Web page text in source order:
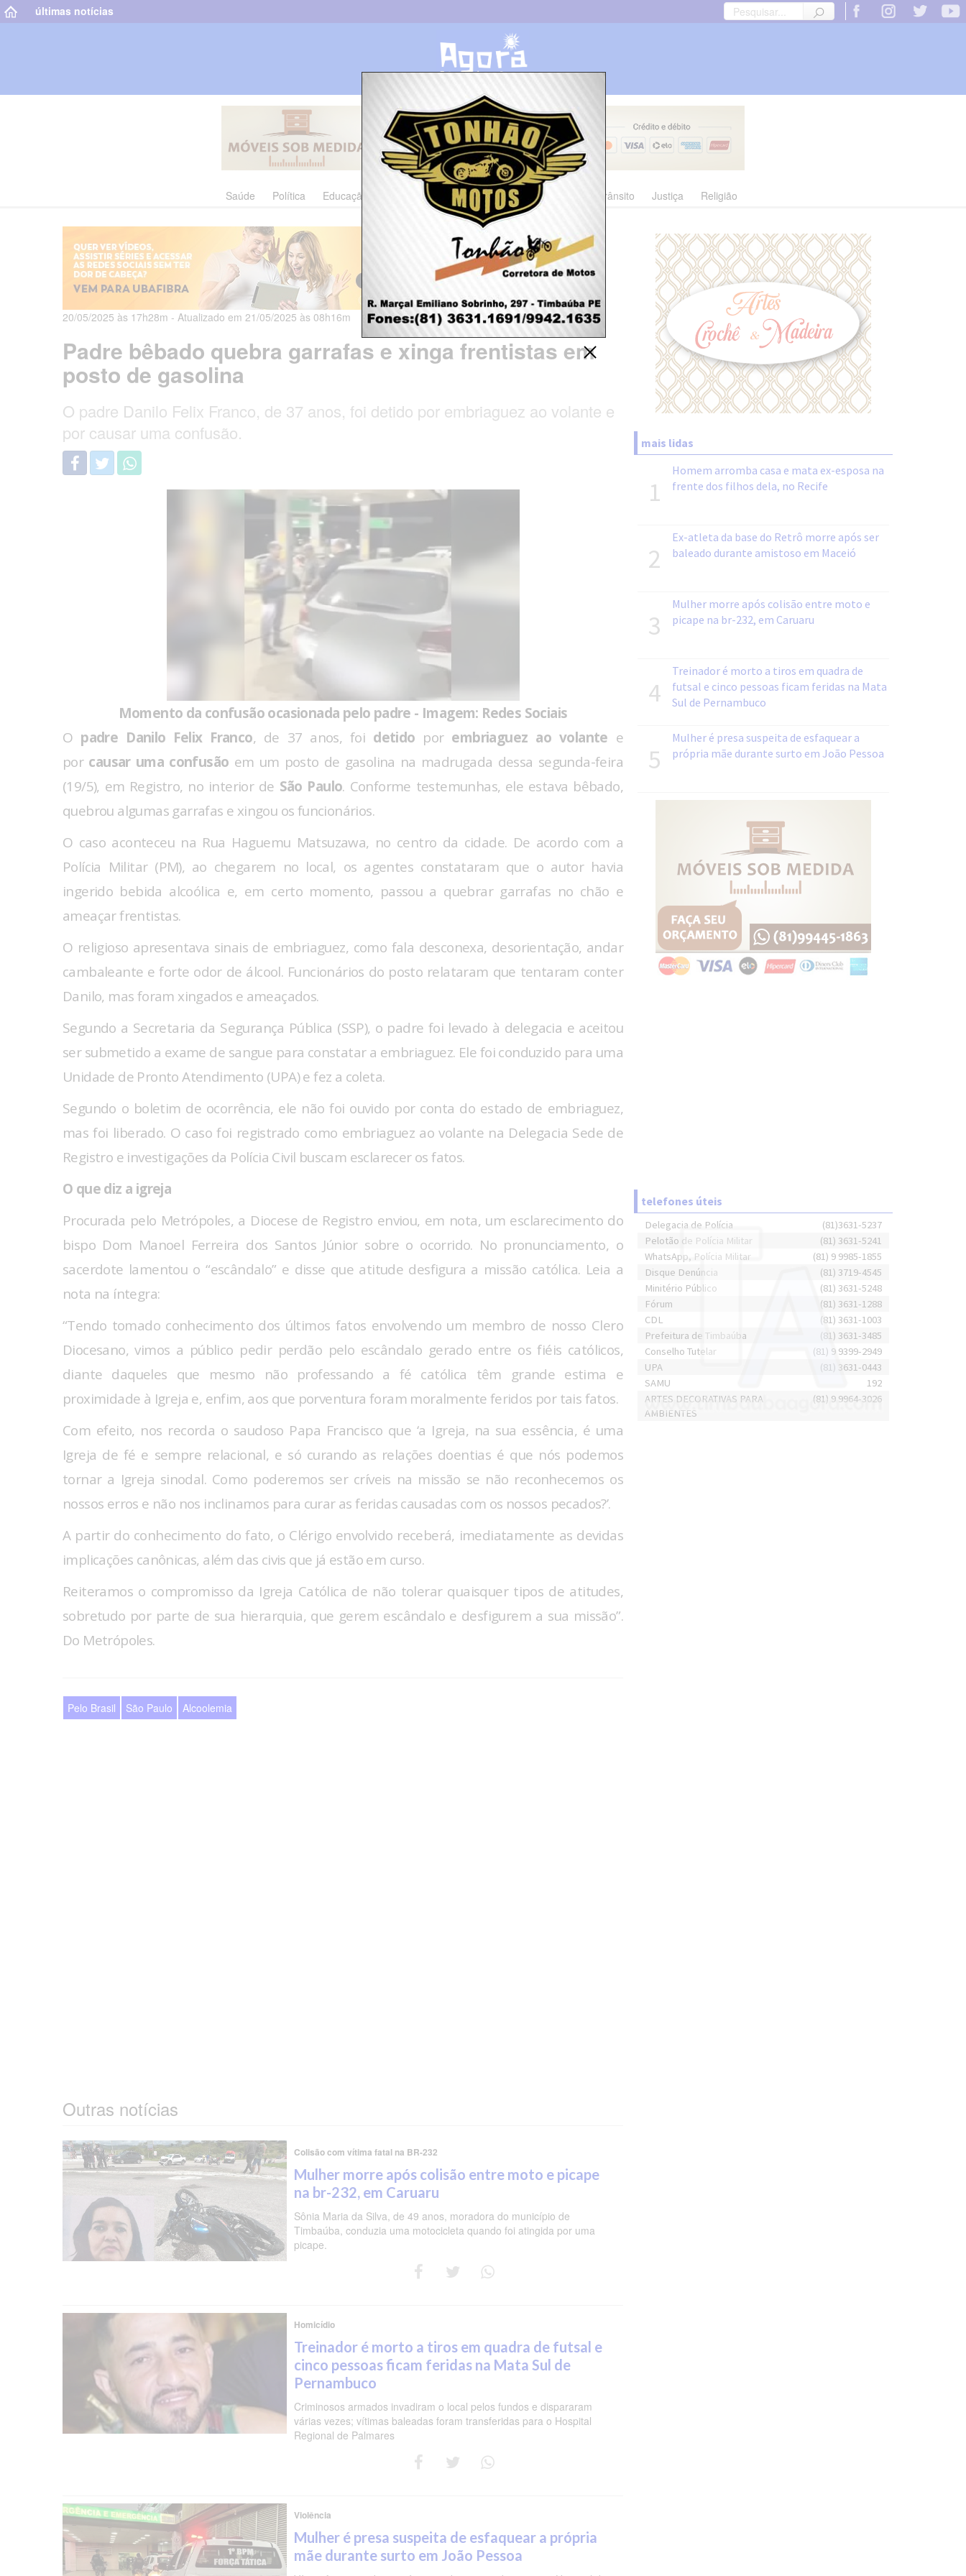
últimas notícias
Saúde Política Educação Cultura Polícia Economia Trânsito Justiça Religião
20/05/2025 às 17h28m - Atualizado em 21/05/2025 às 08h16m
Padre bêbado quebra garrafas e xinga frentistas em
posto de gasolina
O padre Danilo Felix Franco, de 37 anos, foi detido por embriaguez ao volante e
por causar uma confusão.
Momento da confusão ocasionada pelo padre - Imagem: Redes Sociais
O padre Danilo Felix Franco, de 37 anos, foi detido por embriaguez ao volante e
por causar uma confusão em um posto de gasolina na madrugada dessa segunda-feira
(19/5), em Registro, no interior de São Paulo. Conforme testemunhas, ele estava bêbado,
quebrou algumas garrafas e xingou os funcionários.
O caso aconteceu na Rua Haguemu Matsuzawa, no centro da cidade. De acordo com a
Polícia Militar (PM), ao chegarem no local, os agentes constataram que o autor havia
ingerido bebida alcoólica e, em certo momento, passou a quebrar garrafas no chão e
ameaçar frentistas.
O religioso apresentava sinais de embriaguez, como fala desconexa, desorientação, andar
cambaleante e forte odor de álcool. Funcionários do posto relataram que tentaram conter
Danilo, mas foram xingados e ameaçados.
Segundo a Secretaria da Segurança Pública (SSP), o padre foi levado à delegacia e aceitou
ser submetido a exame de sangue para constatar a embriaguez. Ele foi conduzido para uma
Unidade de Pronto Atendimento (UPA) e fez a coleta.
Segundo o boletim de ocorrência, ele não foi ouvido por conta do estado de embriaguez,
mas foi liberado. O caso foi registrado como embriaguez ao volante na Delegacia Sede de
Registro e investigações da Polícia Civil buscam esclarecer os fatos.
O que diz a igreja
Procurada pelo Metrópoles, a Diocese de Registro enviou, em nota, um esclarecimento do
bispo Dom Manoel Ferreira dos Santos Júnior sobre o ocorrido. No pronunciamento, o
sacerdote lamentou o “escândalo” e disse que atitude desfigura a missão católica. Leia a
nota na íntegra:
“Tendo tomado conhecimento dos últimos fatos envolvendo um membro de nosso Clero
Diocesano, vimos a público pedir perdão pelo escândalo gerado entre os fiéis católicos,
diante daqueles que mesmo não professando a fé católica têm grande estima e
proximidade à Igreja e, enfim, aos que porventura foram moralmente feridos por tais fatos.
Com efeito, nos recorda o saudoso Papa Francisco que ‘a Igreja, na sua essência, é uma
Igreja de fé e sempre relacional, e só curando as relações doentias é que nós podemos
tornar a Igreja sinodal. Como poderemos ser críveis na missão se não reconhecemos os
nossos erros e não nos inclinamos para curar as feridas causadas com os nossos pecados?’.
A partir do conhecimento do fato, o Clérigo envolvido receberá, imediatamente as devidas
implicações canônicas, além das civis que já estão em curso.
Reiteramos o compromisso da Igreja Católica de não tolerar quaisquer tipos de atitudes,
sobretudo por parte de sua hierarquia, que gerem escândalo e desfigurem a sua missão”.
Do Metrópoles.
Pelo Brasil São Paulo Alcoolemia
Outras notícias
Colisão com vítima fatal na BR-232
Mulher morre após colisão entre moto e picape
na br-232, em Caruaru
Sônia Maria da Silva, de 49 anos, moradora do município de
Timbaúba, conduzia uma motocicleta quando foi atingida por uma
picape.
Homicídio
Treinador é morto a tiros em quadra de futsal e
cinco pessoas ficam feridas na Mata Sul de
Pernambuco
Criminosos armados invadiram o local pelos fundos e dispararam
várias vezes; vítimas baleadas foram transferidas para o Hospital
Regional de Palmares
Violência
Mulher é presa suspeita de esfaquear a própria
mãe durante surto em João Pessoa
mais lidas
1
Homem arromba casa e mata ex-esposa na
frente dos filhos dela, no Recife
2
Ex-atleta da base do Retrô morre após ser
baleado durante amistoso em Maceió
3
Mulher morre após colisão entre moto e
picape na br-232, em Caruaru
4
Treinador é morto a tiros em quadra de
futsal e cinco pessoas ficam feridas na Mata
Sul de Pernambuco
5
Mulher é presa suspeita de esfaquear a
própria mãe durante surto em João Pessoa
telefones úteis
Delegacia de Polícia
(81)3631-5237
Pelotão de Polícia Militar
(81) 3631-5241
WhatsApp, Polícia Militar
(81) 9 9985-1855
Disque Denúncia
(81) 3719-4545
Minitério Público
(81) 3631-5248
Fórum
(81) 3631-1288
CDL
(81) 3631-1003
Prefeitura de Timbaúba
(81) 3631-3485
Conselho Tutelar
(81) 9 9399-2949
UPA
(81) 3631-0443
SAMU
192
ARTES DECORATIVAS PARA
AMBIENTES
(81) 9 9964-3026